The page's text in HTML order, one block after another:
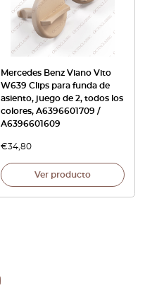
Mercedes Benz Viano Vito
W639 Clips para funda de
asiento, juego de 2, todos los
colores, A6396601709 /
A6396601609
€34,80
Ver producto